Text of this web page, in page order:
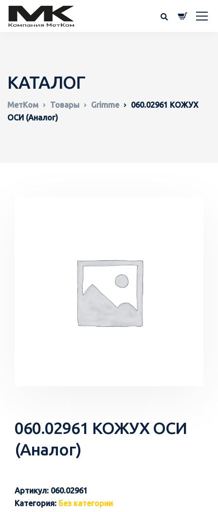
КАТАЛОГ
МетКом Товары Grimme
060.02961 КОЖУХ
ОСИ (Аналог)
060.02961 КОЖУХ ОСИ
(Аналог)
Артикул: 060.02961
Категория: Без категории